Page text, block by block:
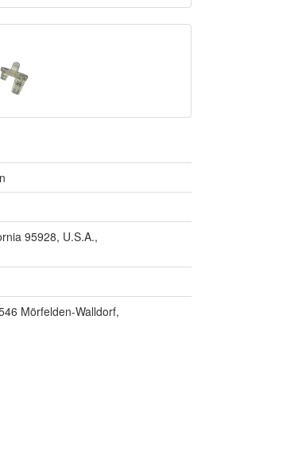
95928, U.S.A.,
Mörfelden-Walldorf,